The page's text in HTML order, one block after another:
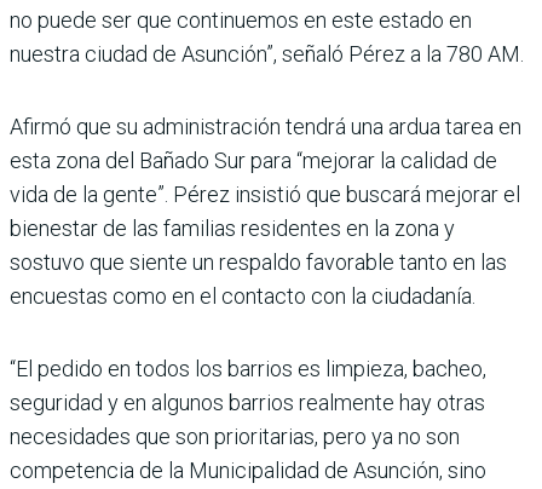
no puede ser que continuemos en este estado en
nuestra ciudad de Asunción”, señaló Pérez a la 780 AM.
Afirmó que su administración tendrá una ardua tarea en
esta zona del Bañado Sur para “mejorar la calidad de
vida de la gente”. Pérez insistió que buscará mejorar el
bienestar de las familias residentes en la zona y
sostuvo que siente un respaldo favorable tanto en las
encuestas como en el contacto con la ciudadanía.
“El pedido en todos los barrios es limpieza, bacheo,
seguridad y en algunos barrios realmente hay otras
necesidades que son prioritarias, pero ya no son
competencia de la Municipalidad de Asunción, sino